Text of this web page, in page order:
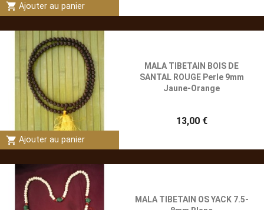
shopping_cart Ajouter au panier
shopping_cart Ajouter au panier
MALA TIBETAIN BOIS DE
SANTAL ROUGE Perle 9mm
Jaune-Orange
13,00 €
MALA TIBETAIN OS YACK 7.5-